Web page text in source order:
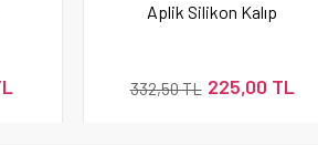
Aplik Silikon Kalıp
225,00 TL
332,50 TL